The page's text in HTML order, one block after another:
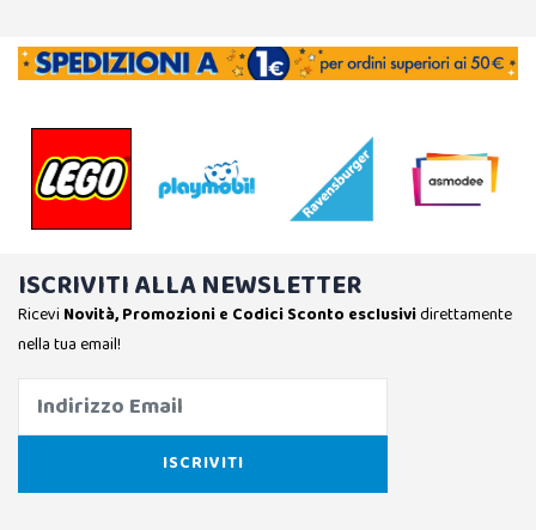
ISCRIVITI ALLA NEWSLETTER
Ricevi Novità, Promozioni e Codici Sconto esclusividirettamente
nella tua email!